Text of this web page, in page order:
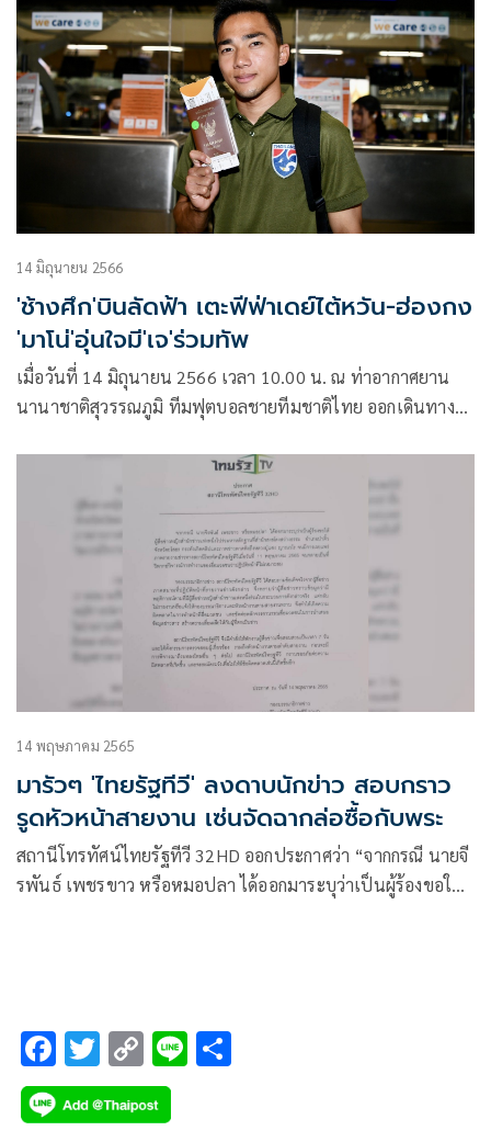
รับชมการแข่งขันของทัพ “ช้างศึก” ได้ครบในที่เดียว ทั้งทาง
หน้าจอ ไทยรัฐทีวี ช่อง 32 และแพลตฟอร์มออนไลน์ Thairath
Sport บน YouTube และ Facebook
14 มิถุนายน 2566
'ช้างศึก'บินลัดฟ้า เตะฟีฟ่าเดย์ไต้หวัน-ฮ่องกง
'มาโน่'อุ่นใจมี'เจ'ร่วมทัพ
เมื่อวันที่ 14 มิถุนายน 2566 เวลา 10.00 น. ณ ท่าอากาศยาน
นานาชาติสุวรรณภูมิ ทีมฟุตบอลชายทีมชาติไทย ออกเดินทางสู่
ปฏิทินฟีฟ่าเดย์ 2 นัด ในวันที่ 16 มิ.ย.66 พบ ไต้หวัน ที่สนาม
กีฬาแห่งชาติเกาสง และวันที่ 19 มิ.ย.66 พบ ฮ่องกง ที่ฮ่องกง สเต
เดียม ทั้งสองนัดถ่ายทอดสดทาง ช่องไทยรัฐ และ AIS PLAY
14 พฤษภาคม 2565
มารัวๆ 'ไทยรัฐทีวี' ลงดาบนักข่าว สอบกราว
รูดหัวหน้าสายงาน เซ่นจัดฉากล่อซื้อกับพระ
สถานีโทรทัศน์ไทยรัฐทีวี 32HD ออกประกาศว่า “จากกรณี นายจี
รพันธ์ เพชรขาว หรือหมอปลา ได้ออกมาระบุว่าเป็นผู้ร้องขอให้ผู้
F
ac
e
T
wi
tt
C
o
p
Li